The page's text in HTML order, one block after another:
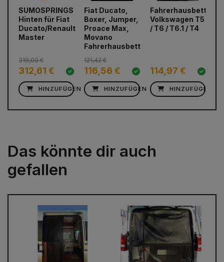
SUMOSPRINGS
Hinten für Fiat
Ducato/Renault
Master
312,61 €
319,00 €
HINZUFÜGEN
Fiat Ducato,
Boxer, Jumper,
Proace Max,
Movano
Fahrerhausbett
116,56 €
121,42 €
HINZUFÜGEN
Fahrerhausbett
Volkswagen T5
/ T6 / T6.1 / T4
114,97 €
HINZUFÜGEN
prev next
Das könnte dir auch
gefallen